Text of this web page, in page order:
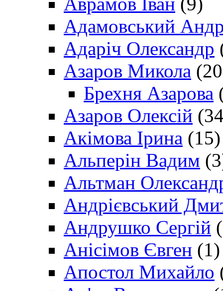
Адамовський
Адаріч Олександр
Азаров Микола
Брехня Азарова
Азаров Олексій
Акімова Ірина (15)
Альперін Вадим
Альтман
Андрієвський
Андрушко Сергій
Анісімов Євген (1)
Апостол Михайло